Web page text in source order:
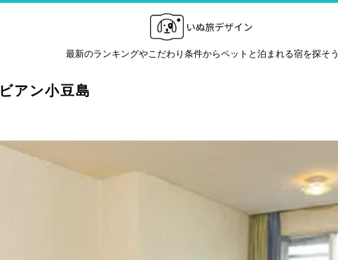
最新のランキングやこだわり条件からペットと泊まれる宿を探そう
アン小豆島